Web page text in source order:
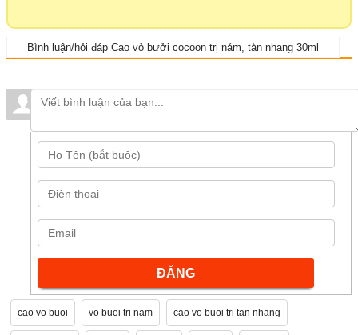
Bình luận/hỏi đáp Cao vỏ bưởi cocoon trị nám, tàn nhang 30ml
cao vo buoi vo buoi tri nam cao vo buoi tri tan nhang